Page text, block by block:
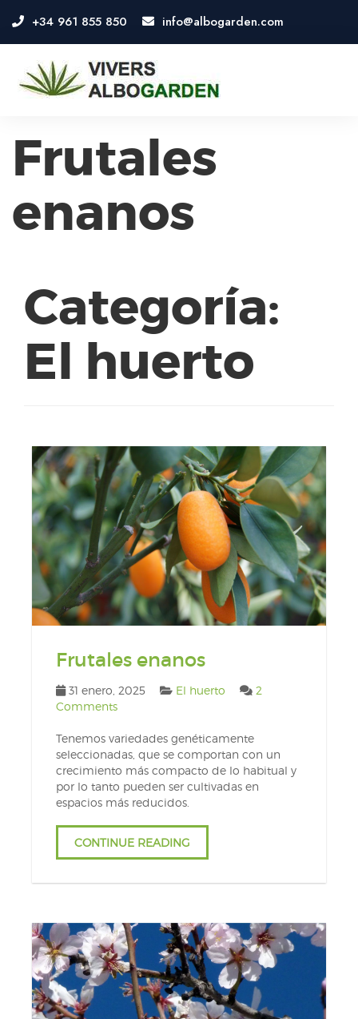
+34 961 855 850 info@albogarden.com
Frutales
enanos
Categoría:
El huerto
Frutales enanos
31 enero, 2025 El huerto
2
Comments
Tenemos variedades genéticamente
seleccionadas, que se comportan con un
crecimiento más compacto de lo habitual y
por lo tanto pueden ser cultivadas en
espacios más reducidos.
CONTINUE READING